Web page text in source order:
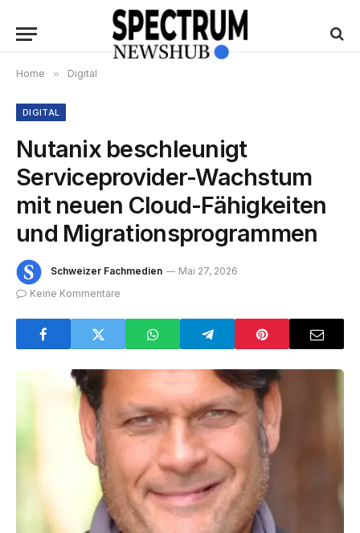
Home » Digital
DIGITAL
Nutanix beschleunigt
Serviceprovider-Wachstum
mit neuen Cloud-Fähigkeiten
und Migrationsprogrammen
Schweizer Fachmedien
Mai 27, 2026
Keine Kommentare